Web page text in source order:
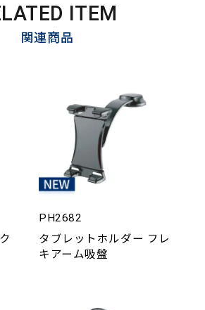
ITEM
関連商品
PH2682
タブレットホルダー フレ
キアーム吸盤